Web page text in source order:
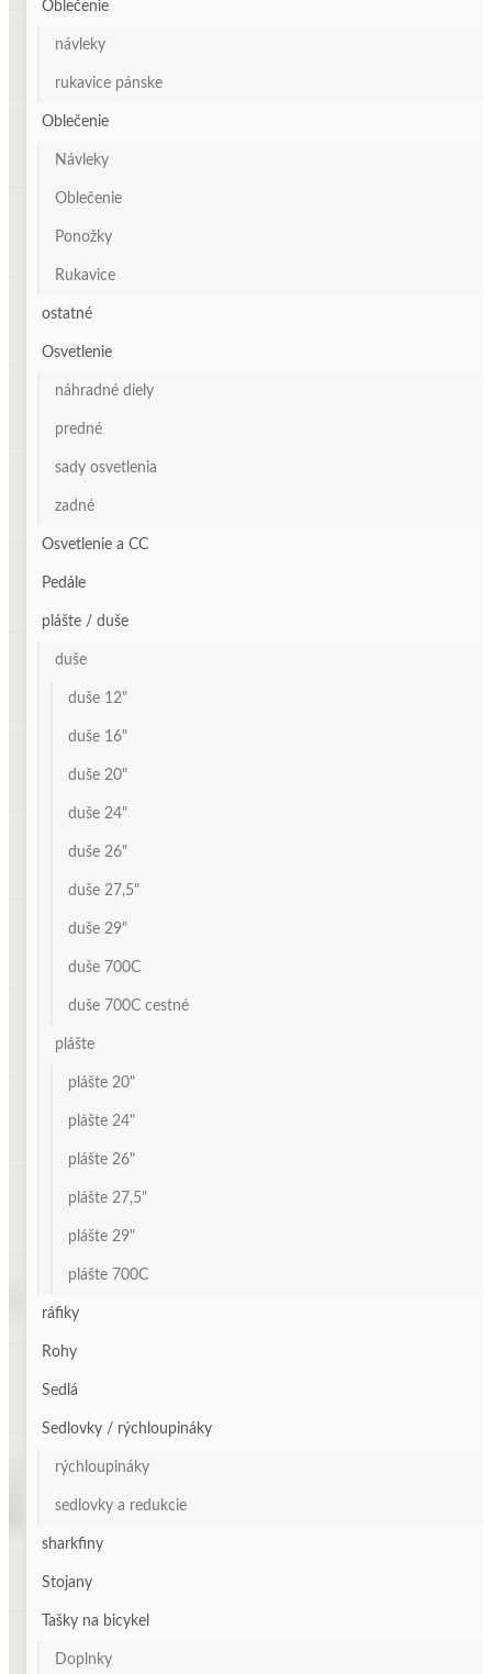
Oblečenie
návleky
rukavice pánske
Oblečenie
Návleky
Oblečenie
Ponožky
Rukavice
ostatné
Osvetlenie
náhradné diely
predné
sady osvetlenia
zadné
Osvetlenie a CC
Pedále
plášte / duše
duše
duše 12"
duše 16"
duše 20"
duše 24"
duše 26"
duše 27,5"
duše 29"
duše 700C
duše 700C cestné
plášte
plášte 20"
plášte 24"
plášte 26"
plášte 27,5"
plášte 29"
plášte 700C
ráfiky
Rohy
Sedlá
Sedlovky / rýchloupináky
rýchloupináky
sedlovky a redukcie
sharkfiny
Stojany
Tašky na bicykel
Doplnky